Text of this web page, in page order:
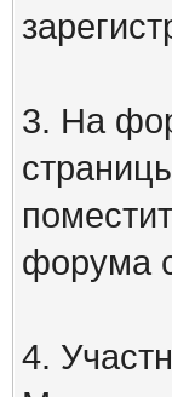
3. На
форума
4.